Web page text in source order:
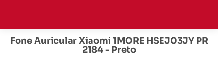
Fone Auricular Xiaomi 1MORE HSEJ03JY PR
2184 - Preto